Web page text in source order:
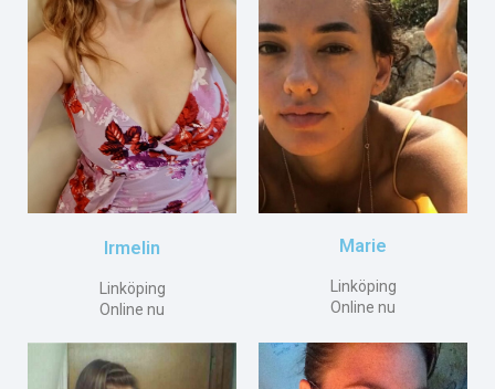
Irmelin
Linköping
Online nu
Marie
Linköping
Online nu